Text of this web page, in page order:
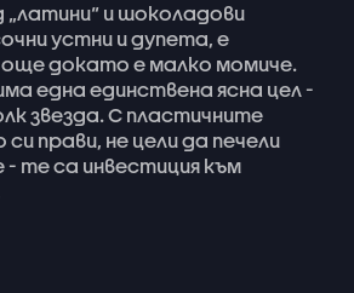
„латини“ и шоколадови
устни идупета, е
ощедокато е малко момиче.
една единствена ясна цел -
звезда.С пластичните
си прави, не целида печели
- теса инвестиция към